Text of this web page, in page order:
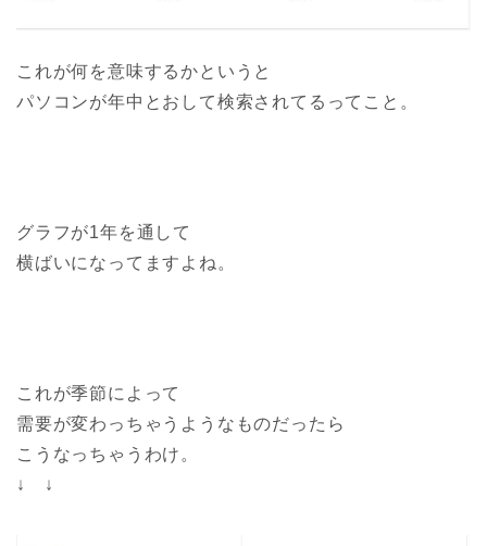
これが何を意味するかというと
パソコンが年中とおして検索されてるってこと。
グラフが1年を通して
横ばいになってますよね。
これが季節によって
需要が変わっちゃうようなものだったら
こうなっちゃうわけ。
↓ ↓